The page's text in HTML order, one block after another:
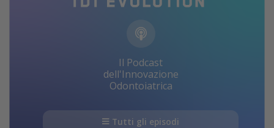
Il Podcast
dell'Innovazione
Odontoiatrica
Tutti gli episodi